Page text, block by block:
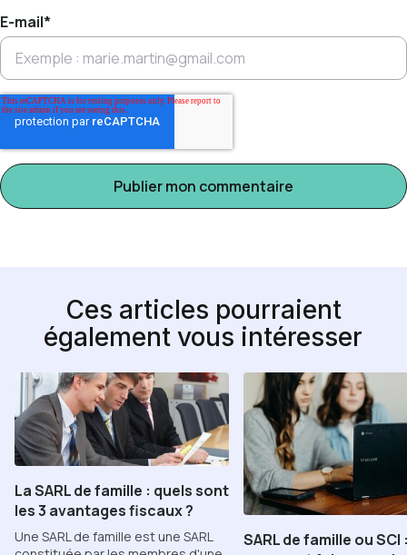
E-mail*
Ces articles pourraient
également vous intéresser
La SARL de famille : quels sont
les 3 avantages fiscaux ?
Une SARL de famille est une SARL
SARL de famille ou SCI